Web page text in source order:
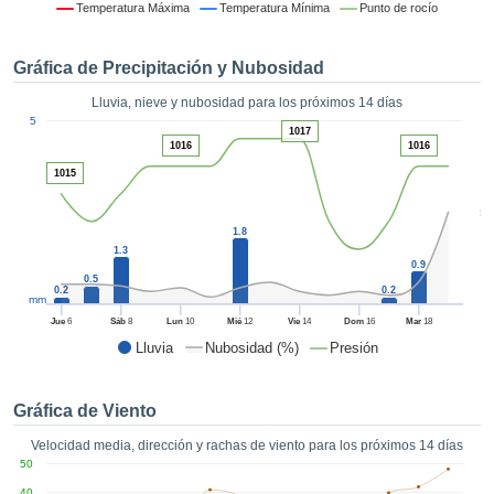
permite
sin coste.
de todas
ya sean
en
así como
un perfil
CONTINUAR
Temperatura Máxima Temperatura Mínima Punto de rocío
Gráfica de Precipitación y Nubosidad
Lluvia, nieve y nubosidad para los próximos 14 días
Lluvia Nubosidad (%) Presión
50
Jue 6 Sáb8 Lun 10 Mié 12 Vie 14 Dom16 Mar18
5
mm
0.2
0.5
1.3
1.8
0.2
0.9
1015
1016
1017
1016
Gráfica de Viento
Velocidad media, dirección y rachas de viento para los próximos 14 días
50